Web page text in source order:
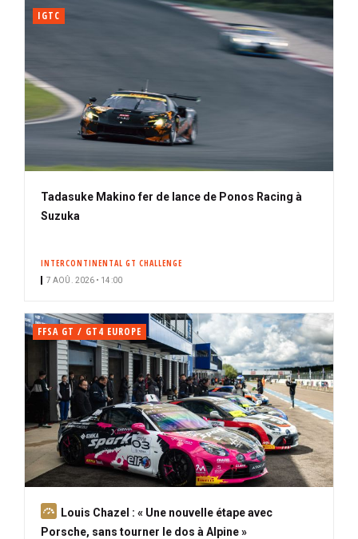
IGTC
Tadasuke Makino fer de lance de Ponos Racing à
Suzuka
INTERCONTINENTAL GT CHALLENGE
7 AOÛ. 2026 • 14:00
FFSA GT / GT4 EUROPE
A
b
Louis Chazel : « Une nouvelle étape avec
Porsche, sans tourner le dos à Alpine »